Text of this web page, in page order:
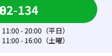
082-134
11:00 - 20:00（平日）
11:00 - 16:00（土曜）